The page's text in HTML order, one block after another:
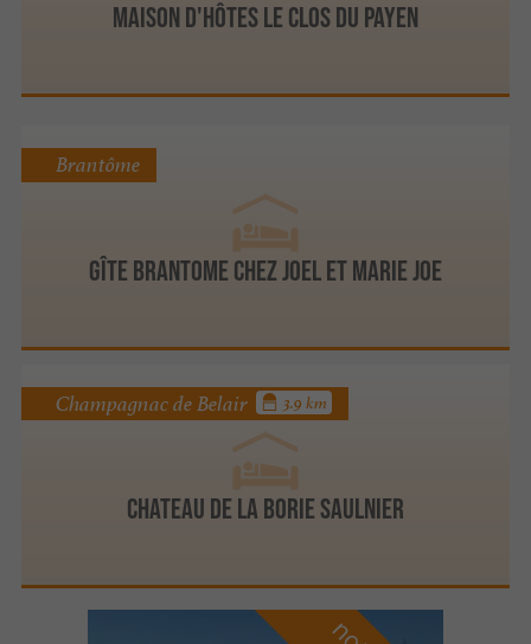
Maison d'hôtes le Clos du Payen
Gîte Brantome chez joel et marie joe
Brantôme
CHATEAU DE LA BORIE SAULNIER
Champagnac de Belair 3.9 km